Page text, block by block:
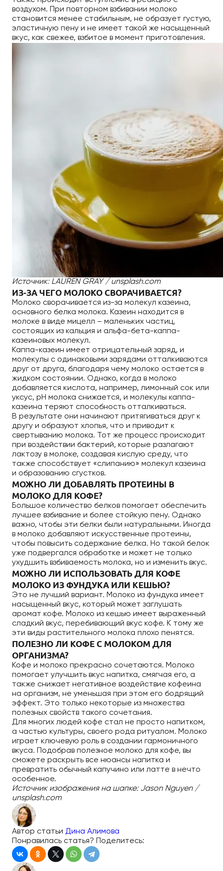
воздухом. При повторном взбивании молоко
становится менее стабильным, не образует густую,
эластичную пену и не имеет такой же насыщенный
вкус, как свежее, взбитое в момент приготовления.
Источник: LAUREN GRAY / unsplash.com
ИЗ-ЗА ЧЕГО МОЛОКО СВОРАЧИВАЕТСЯ?
Молоко сворачивается из-за молекул казеина,
основного белка молока. Казеин находится в
молоке в виде мицелл – маленьких частиц,
состоящих из кальция и альфа-бета-каппа-
казеиновых молекул.
Каппа-казеин имеет отрицательный заряд, и
молекулы с одинаковыми зарядами отталкиваются
друг от друга, благодаря чему молоко остается в
жидком состоянии. Однако, когда в молоко
добавляется кислота, например, лимонный сок или
уксус, pH молока снижается, и молекулы каппа-
казеина теряют способность отталкиваться.
В результате они начинают притягиваться друг к
другу и образуют хлопья, что и приводит к
свертыванию молока. Тот же процесс происходит
при воздействии бактерий, которые разлагают
лактозу в молоке, создавая кислую среду, что
также способствует «слипанию» молекул казеина
и образованию сгустков.
МОЖНО ЛИ ДОБАВЛЯТЬ ПРОТЕИНЫ В
МОЛОКО ДЛЯ КОФЕ?
Большое количество белков помогает обеспечить
лучшее взбивание и более стойкую пену. Однако
важно, чтобы эти белки были натуральными. Иногда
в молоко добавляют искусственные протеины,
чтобы повысить содержание белка. Но такой белок
уже подвергался обработке и может не только
ухудшить взбиваемость молока, но и изменить вкус.
МОЖНО ЛИ ИСПОЛЬЗОВАТЬ ДЛЯ КОФЕ
МОЛОКО ИЗ ФУНДУКА ИЛИ КЕШЬЮ?
Это не лучший вариант. Молоко из фундука имеет
насыщенный вкус, который может заглушать
аромат кофе. Молоко из кешью имеет выраженный
сладкий вкус, перебивающий вкус кофе. К тому же
эти виды растительного молока плохо пенятся.
ПОЛЕЗНО ЛИ КОФЕ С МОЛОКОМ ДЛЯ
ОРГАНИЗМА?
Кофе и молоко прекрасно сочетаются. Молоко
помогает улучшить вкус напитка, смягчая его, а
также снижает негативное воздействие кофеина
на организм, не уменьшая при этом его бодрящий
эффект. Это только некоторые из множества
полезных свойств такого сочетания.
Для многих людей кофе стал не просто напитком,
а частью культуры, своего рода ритуалом. Молоко
играет ключевую роль в создании гармоничного
вкуса. Подобрав полезное молоко для кофе, вы
сможете раскрыть все нюансы напитка и
превратить обычный капучино или латте в нечто
особенное.
Источник изображения на шапке: Jason Nguyen /
unsplash.com
Автор статьи Дина Алимова
Понравилась статья? Поделитесь: